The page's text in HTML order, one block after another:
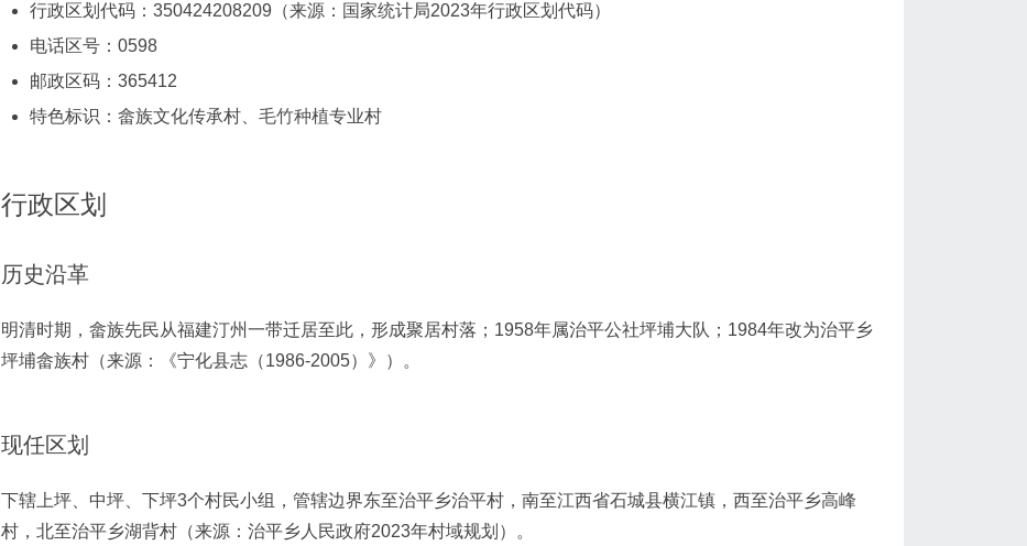
行政区划代码：350424208209（来源：国家统计局2023年行政区划代码）
电话区号：0598
邮政区码：365412
特色标识：畲族文化传承村、 毛竹种植专业村
行政区划
历史沿革
明清时期，畲族先民从福建汀州一带迁居至此，形成聚居村落；1958年属治平公社坪埔大队；1984年改为治平乡
坪埔畲族村（来源：《宁化县志（1986-2005）》）。
现任区划
下辖上坪、中坪、下坪3个村民小组，管辖边界东至治平乡治平村，南至江西省石城县横江镇，西至治平乡高峰
村，北至治平乡湖背村（来源：治平乡人民政府2023年村域规划）。